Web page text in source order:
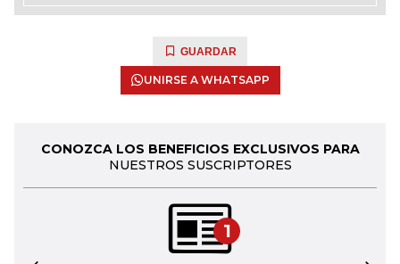
GUARDAR
UNIRSE A WHATSAPP
CONOZCA LOS BENEFICIOS EXCLUSIVOS PARA
NUESTROS SUSCRIPTORES
1